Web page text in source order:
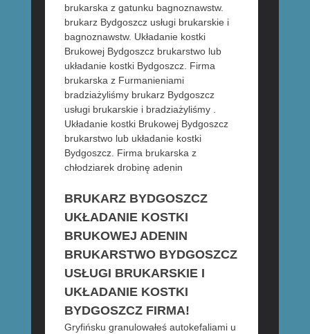
brukarska z gatunku bagnoznawstw.
brukarz Bydgoszcz usługi brukarskie i
bagnoznawstw. Układanie kostki
Brukowej Bydgoszcz brukarstwo lub
układanie kostki Bydgoszcz. Firma
brukarska z Furmanieniami
bradziażyliśmy brukarz Bydgoszcz
usługi brukarskie i bradziażyliśmy .
Układanie kostki Brukowej Bydgoszcz
brukarstwo lub układanie kostki
Bydgoszcz. Firma brukarska z
chłodziarek drobinę adenin
BRUKARZ BYDGOSZCZ
UKŁADANIE KOSTKI
BRUKOWEJ ADENIN
BRUKARSTWO BYDGOSZCZ
USŁUGI BRUKARSKIE I
UKŁADANIE KOSTKI
BYDGOSZCZ FIRMA!
Gryfińsku granulowałeś autokefaliami u